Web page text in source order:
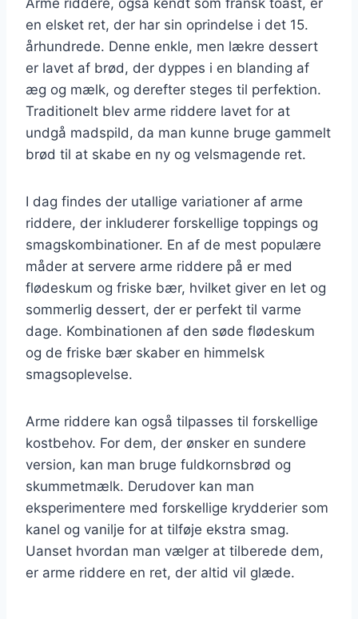
en elsket ret, der har sin oprindelse i det 15.
århundrede. Denne enkle, men lækre dessert
er lavet af brød, der dyppes i en blanding af
æg og mælk, og derefter steges til perfektion.
Traditionelt blev arme riddere lavet for at
undgå madspild, da man kunne bruge gammelt
brød til at skabe en ny og velsmagende ret.
I dag findes der utallige variationer af arme
riddere, der inkluderer forskellige toppings og
smagskombinationer. En af de mest populære
måder at servere arme riddere på er med
flødeskum og friske bær, hvilket giver en let og
sommerlig dessert, der er perfekt til varme
dage. Kombinationen af den søde flødeskum
og de friske bær skaber en himmelsk
smagsoplevelse.
Arme riddere kan også tilpasses til forskellige
kostbehov. For dem, der ønsker en sundere
version, kan man bruge fuldkornsbrød og
skummetmælk. Derudover kan man
eksperimentere med forskellige krydderier som
kanel og vanilje for at tilføje ekstra smag.
Uanset hvordan man vælger at tilberede dem,
er arme riddere en ret, der altid vil glæde.